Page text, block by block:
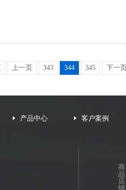
上一页 343 344 345 下一页
产品中心 客户案例
商
品
店
铺